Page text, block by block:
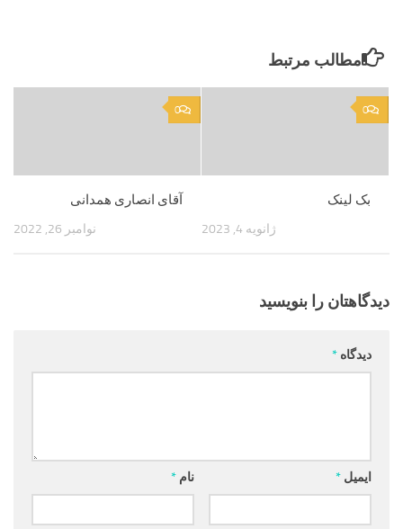
مطالب مرتبط
0
آقای انصاری همدانی
نوامبر 26, 2022
0
بک لینک
ژانویه 4, 2023
دیدگاهتان را بنویسید
دیدگاه *
نام * ایمیل *